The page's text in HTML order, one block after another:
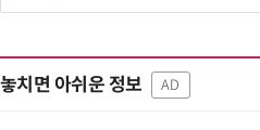
놓치면 아쉬운 정보 AD